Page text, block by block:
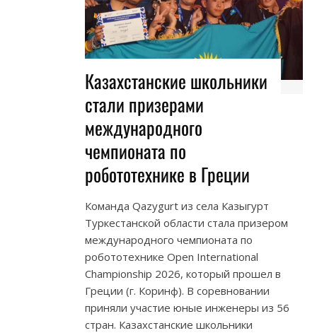
Казахстанские школьники
стали призерами
международного
чемпионата по
робототехнике в Греции
Команда Qazygurt из села Казыгурт
Туркестанской области стала призером
международного чемпионата по
робототехнике Open International
Championship 2026, который прошел в
Греции (г. Коринф). В соревновании
приняли участие юные инженеры из 56
стран. Казахстанские школьники